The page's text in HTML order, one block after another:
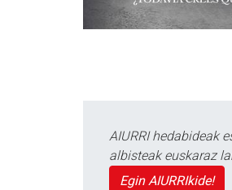
AIURRI hedabideak
albisteak euskaraz
Egin AIURRIkide!